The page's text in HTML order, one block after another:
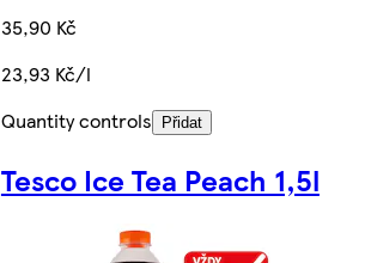
35,90 Kč
23,93 Kč/l
Quantity controls
Přidat
Tesco Ice Tea Peach 1,5l